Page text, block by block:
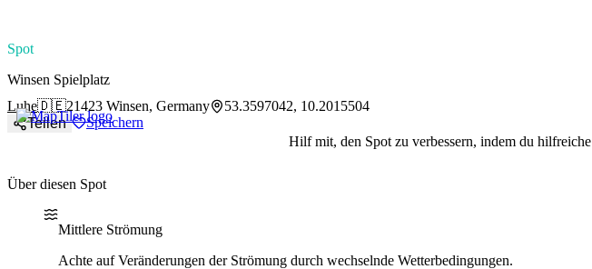
Spot
Winsen Spielplatz
Luhe🇩🇪21423 Winsen, Germany
53.3597042, 10.2015504
Teilen
Speichern
Hilf mit, den Spot zu verbessern, indem du hilfreiche
Über diesen Spot
Water current
Mittlere Strömung
Achte auf Veränderungen der Strömung durch wechselnde Wetterbedingungen.
Water type
Naturschutzgebiet